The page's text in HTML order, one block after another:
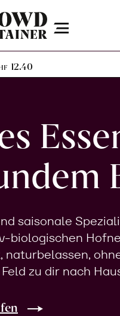
Menu
12.401 Artikel im
saisonale
biologischen
naturbelassen,
zu dir nach